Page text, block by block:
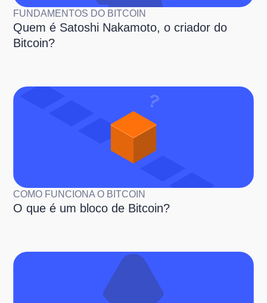
FUNDAMENTOS DO BITCOIN
Quem é Satoshi Nakamoto, o criador do
Bitcoin?
COMO FUNCIONA O BITCOIN
O que é um bloco de Bitcoin?